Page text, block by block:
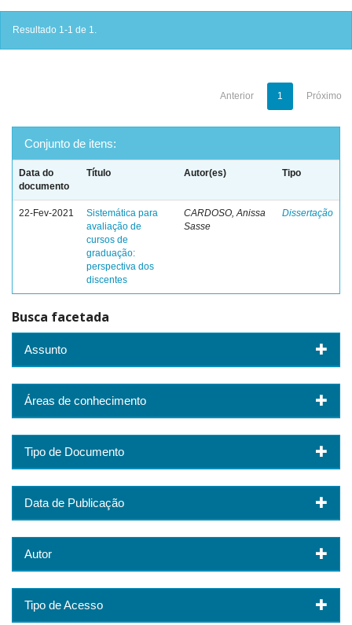
Resultado 1-1 de 1.
Anterior 1 Próximo
Conjunto de itens:
Data do
documento
Título Autor(es) Tipo
22-Fev-2021
Sistemática para
avaliação de
cursos de
graduação:
perspectiva dos
discentes
CARDOSO, Anissa
Sasse
Dissertação
Busca facetada
Assunto
Áreas de conhecimento
Tipo de Documento
Data de Publicação
Autor
Tipo de Acesso